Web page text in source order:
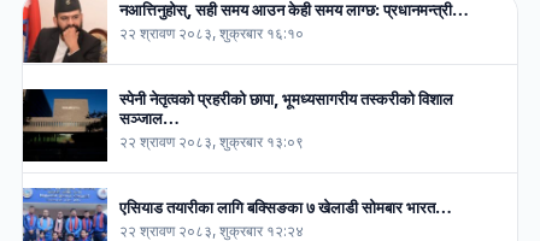
नआत्तिनुहोस्, सही समय आउन केही समय लाग्छ: प्रधानमन्त्री…
२२ श्रावण २०८३, शुक्रबार १६:१०
स्पेनी नेतृत्वको प्रहरीको छापा, भूमध्यसागरीय तस्करीको विशाल
सञ्जाल…
२२ श्रावण २०८३, शुक्रबार १३:०९
एसियाड तयारीका लागि बक्सिङका ७ खेलाडी सोमबार भारत…
२२ श्रावण २०८३, शुक्रबार १२:२४